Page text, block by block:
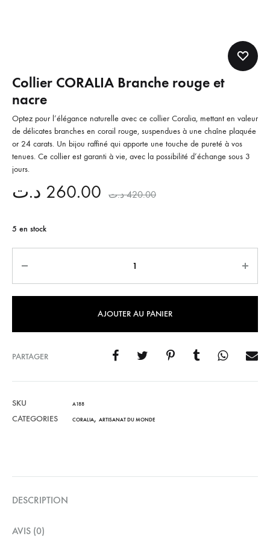
Collier CORALIA Branche rouge et
nacre
Optez pour l’élégance naturelle avec ce collier Coralia, mettant en valeur
de délicates branches en corail rouge, suspendues à une chaîne plaquée
or 24 carats. Un bijou raffiné qui apporte une touche de pureté à vos
tenues. Ce collier est garanti à vie, avec la possibilité d’échange sous 3
jours.
260.00 د.ت 420.00 د.ت
5 en stock
AJOUTER AU PANIER
PARTAGER
SKU A188
CATEGORIES CORALIA, ARTISANAT DU MONDE
DESCRIPTION
AVIS (0)